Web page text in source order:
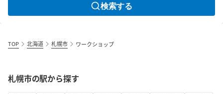
検索する
TOP 北海道 札幌市 ワークショップ
札幌市の駅から探す